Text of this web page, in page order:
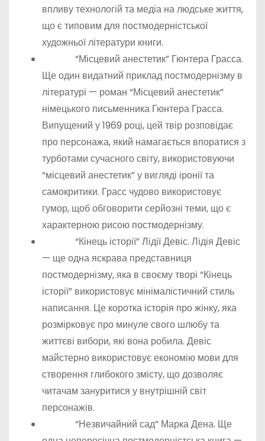
впливу технологій та медіа на людське життя,
що є типовим для постмодерністської
художньої літератури книги.
“Місцевий анестетик” Гюнтера Грасса.
Ще один видатний приклад постмодернізму в
літературі — роман “Місцевий анестетик”
німецького письменника Гюнтера Грасса.
Випущений у 1969 році, цей твір розповідає
про персонажа, який намагається впоратися з
турботами сучасного світу, використовуючи
“місцевий анестетик” у вигляді іронії та
самокритики. Грасс чудово використовує
гумор, щоб обговорити серйозні теми, що є
характерною рисою постмодернізму.
“Кінець історії” Лідії Девіс. Лідія Девіс
— ще одна яскрава представниця
постмодернізму, яка в своєму творі “Кінець
історії” використовує мінімалістичний стиль
написання. Це коротка історія про жінку, яка
розмірковує про минуле свого шлюбу та
життєві вибори, які вона робила. Девіс
майстерно використовує економію мови для
створення глибокого змісту, що дозволяє
читачам зануритися у внутрішній світ
персонажів.
“Незвичайний сад” Марка Дена. Ще